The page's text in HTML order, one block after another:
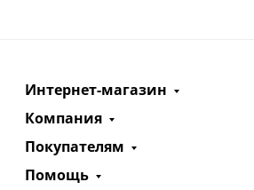
Интернет-магазин
Компания
Покупателям
Помощь